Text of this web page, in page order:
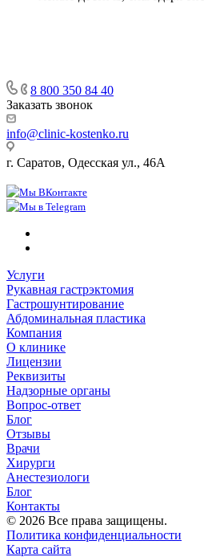
8 800 350 84 40
Заказать звонок
info@clinic-kostenko.ru
г. Саратов, Одесская ул., 46А
Мы ВКонтакте
Мы в Telegram
Услуги
Рукавная гастрэктомия
Гастрошунтирование
Абдоминальная пластика
Компания
О клинике
Лицензии
Реквизиты
Надзорные органы
Вопрос-ответ
Блог
Отзывы
Врачи
Хирурги
Анестезиологи
Блог
Контакты
© 2026 Все права защищены.
Политика конфиденциальности
Карта сайта